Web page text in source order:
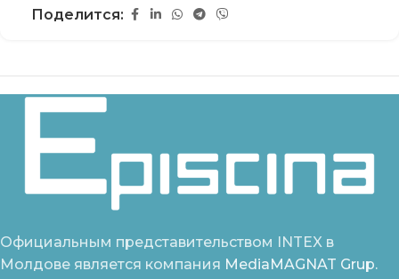
Поделится:
Официальным представительством INTEX в
Молдове является компания MediaMAGNAT Grup.